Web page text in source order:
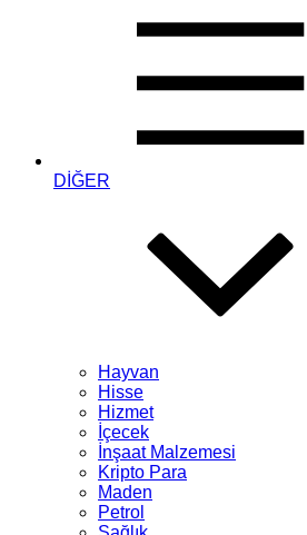
DİĞER
Hayvan
Hisse
Hizmet
İçecek
İnşaat Malzemesi
Kripto Para
Maden
Petrol